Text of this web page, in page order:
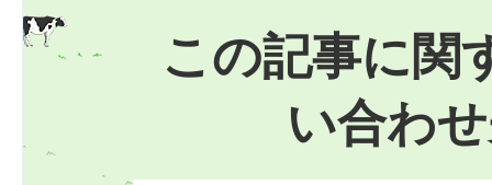
この記事に関
い合わ